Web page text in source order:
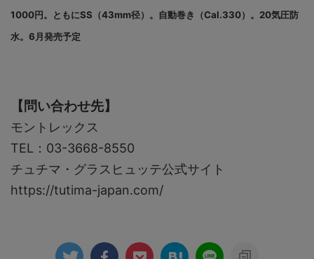
1000円。ともにSS（43mm径）。自動巻き（Cal.330）。20気圧防
水。6月発売予定
【問い合わせ先】
モントレックス
TEL：03-3668-8550
チュチマ・グラスヒュッテ公式サイト
https://tutima-japan.com/